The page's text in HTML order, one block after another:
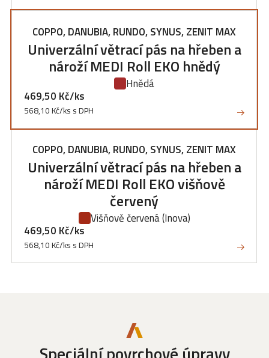
COPPO, DANUBIA, RUNDO, SYNUS, ZENIT MAX
Univerzální větrací pás na hřeben a
nároží MEDI Roll EKO hnědý
Hnědá
469,50 Kč/ks
568,10 Kč/ks s DPH
COPPO, DANUBIA, RUNDO, SYNUS, ZENIT MAX
Univerzální větrací pás na hřeben a
nároží MEDI Roll EKO višňově
červený
Višňově červená(Inova)
469,50 Kč/ks
568,10 Kč/ks s DPH